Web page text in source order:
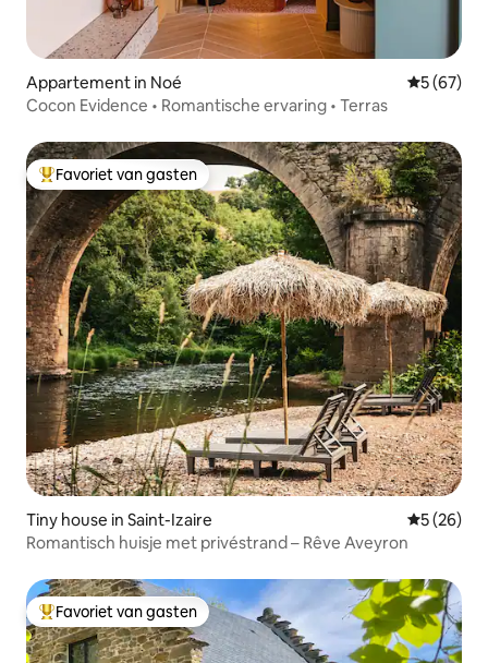
Appartement in Noé
5 (67)
Cocon Evidence • Romantische ervaring • Terras
Topfavoriet van gasten
Favoriet van gasten
Tiny house in Saint-Izaire
5 (26)
Romantisch huisje met privéstrand – Rêve Aveyron
Topfavoriet van gasten
Favoriet van gasten